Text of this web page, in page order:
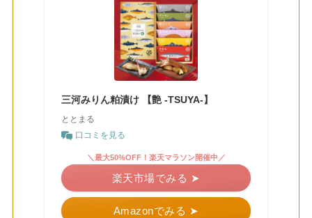
三河みりん粕漬け 【艶 -TSUYA-】
ととまる
口コミを見る
Amazonでみる ➤
＼最大50%OFF！楽天マラソン開催中／
楽天市場でみる ➤